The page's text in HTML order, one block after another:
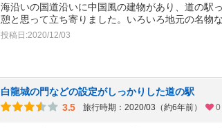
海沿いの国道沿いに中国風の建物があり、道の駅
憩と思って立ち寄りました。いろいろ地元の名物
投稿日:2020/12/03
白龍城の門などの設定がしっかりした道の駅
3.5
旅行時期：2020/03（約6年前） 0